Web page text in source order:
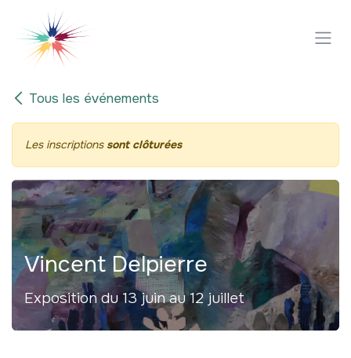
Tous les événements
Les inscriptions sont clôturées
Vincent Delpierre
Exposition du 13 juin au 12 juillet